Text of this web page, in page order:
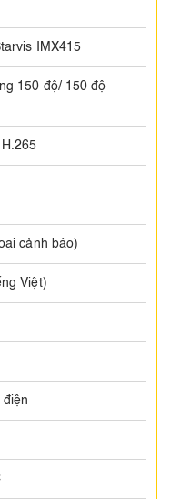
IMX415​
150 độ/ 150 độ​
H.265​
cảnh báo)​
Việt)
điện